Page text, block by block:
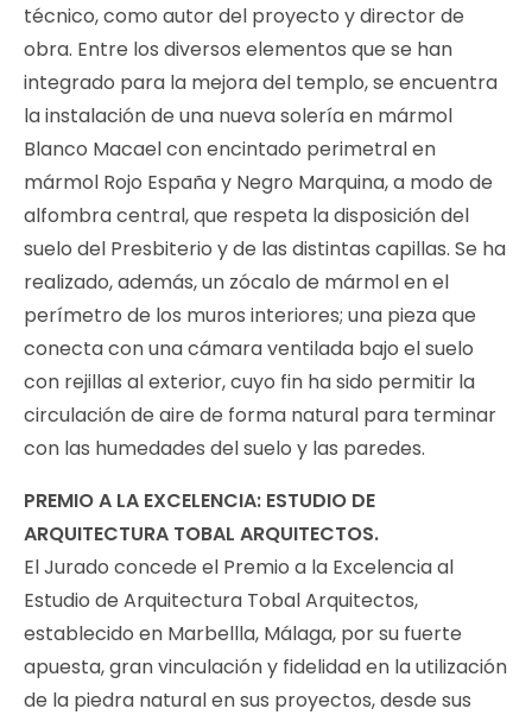
técnico, como autor del proyecto y director de
obra. Entre los diversos elementos que se han
integrado para la mejora del templo, se encuentra
la instalación de una nueva solería en mármol
Blanco Macael con encintado perimetral en
mármol Rojo España y Negro Marquina, a modo de
alfombra central, que respeta la disposición del
suelo del Presbiterio y de las distintas capillas. Se ha
realizado, además, un zócalo de mármol en el
perímetro de los muros interiores; una pieza que
conecta con una cámara ventilada bajo el suelo
con rejillas al exterior, cuyo fin ha sido permitir la
circulación de aire de forma natural para terminar
con las humedades del suelo y las paredes.
PREMIO A LA EXCELENCIA: ESTUDIO DE
ARQUITECTURA TOBAL ARQUITECTOS.
El Jurado concede el Premio a la Excelencia al
Estudio de Arquitectura Tobal Arquitectos,
establecido en Marbellla, Málaga, por su fuerte
apuesta, gran vinculación y fidelidad en la utilización
de la piedra natural en sus proyectos, desde sus